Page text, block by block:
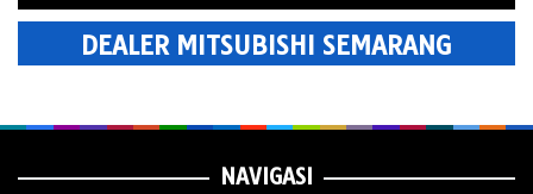
DEALER MITSUBISHI SEMARANG
NAVIGASI